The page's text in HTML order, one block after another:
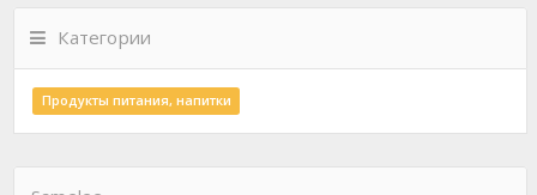
Категории
Продукты питания, напитки